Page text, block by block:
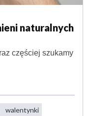
naturalnych
częściej szukamy
walentynki